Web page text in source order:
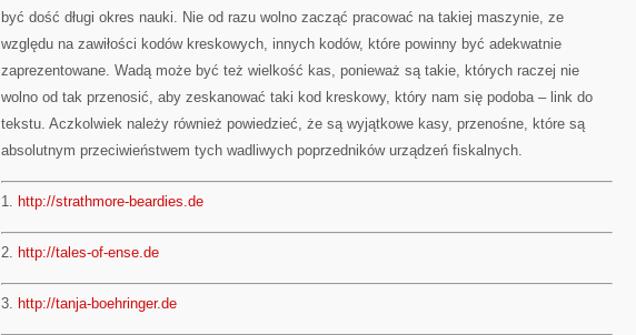
być dość długi okres nauki. Nie od razu wolno zacząć pracować na takiej maszynie, ze
względu na zawiłości kodów kreskowych, innych kodów, które powinny być adekwatnie
zaprezentowane. Wadą może być też wielkość kas, ponieważ są takie, których raczej nie
wolno od tak przenosić, aby zeskanować taki kod kreskowy, który nam się podoba – link do
tekstu. Aczkolwiek należy również powiedzieć, że są wyjątkowe kasy, przenośne, które są
absolutnym przeciwieństwem tych wadliwych poprzedników urządzeń fiskalnych.
1. http://strathmore-beardies.de
2. http://tales-of-ense.de
3. http://tanja-boehringer.de